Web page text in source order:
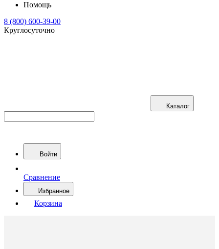
Помощь
8 (800) 600-39-00
Круглосуточно
Каталог
Войти
Сравнение
Избранное
Корзина